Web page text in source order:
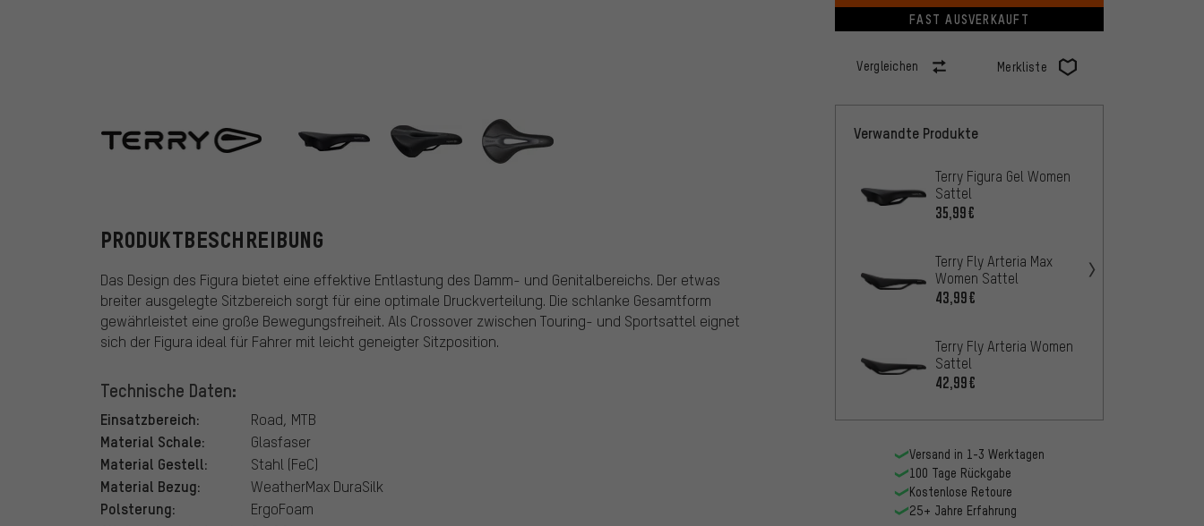
FAST AUSVERKAUFT
Vergleichen Merkliste
Terry
PRODUKTBESCHREIBUNG
Das Design des Figura bietet eine effektive Entlastung des Damm- und Genitalbereichs. Der etwas
breiter ausgelegte Sitzbereich sorgt für eine optimale Druckverteilung. Die schlanke Gesamtform
gewährleistet eine große Bewegungsfreiheit. Als Crossover zwischen Touring- und Sportsattel eignet
sich der Figura ideal für Fahrer mit leicht geneigter Sitzposition.
Technische Daten:
Einsatzbereich: Road, MTB
Material Schale: Glasfaser
Material Gestell: Stahl (FeC)
Material Bezug: WeatherMax DuraSilk
Polsterung: ErgoFoam
Verwandte Produkte
Terry Figura Gel Women
Sattel
35,99€
Terry Fly Arteria Max
Women Sattel
43,99€
Terry Fly Arteria Women
Sattel
42,99€
Versand in 1-3 Werktagen
100 Tage Rückgabe
Kostenlose Retoure
25+ Jahre Erfahrung